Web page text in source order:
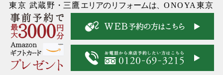
東京 武蔵野 ・ 三鷹 エリアのリフォームは、ONOYA東京